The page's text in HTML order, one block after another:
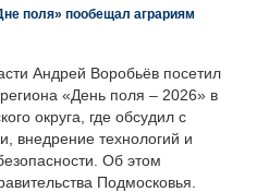
поля» пообещал аграриям
Андрей Воробьёв посетил
«День поля – 2026» в
округа, где обсудил с
внедрение технологий и
Об этом
Подмосковья.